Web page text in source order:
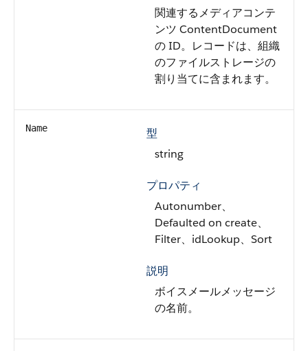
関連するメディアコンテ
ンツ ContentDocument
の ID。レコードは、組織
のファイルストレージの
割り当てに含まれます。
Name
型
string
プロパティ
Autonumber、
Defaulted on create、
Filter、idLookup、Sort
説明
ボイスメールメッセージ
の名前。